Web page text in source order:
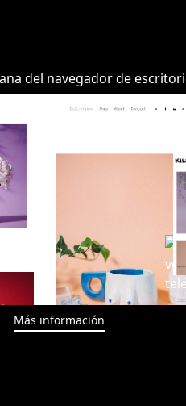
Más información